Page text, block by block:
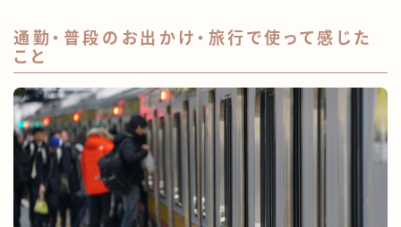
Follow Me
通勤・普段のお出かけ・旅行で使って感じた
こと